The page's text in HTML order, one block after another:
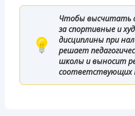
Чтобы высчитать
за спортивные и
дисциплины при
решает
школы и выносит
соответствующих